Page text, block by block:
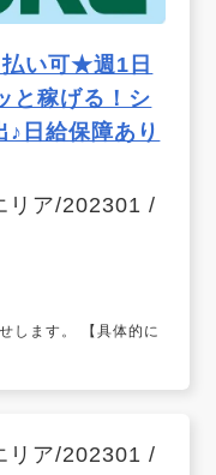
払い可★週1日
と稼げる！シ
日給保障あり
リア/202301 /
します。 【具体的に
リア/202301 /